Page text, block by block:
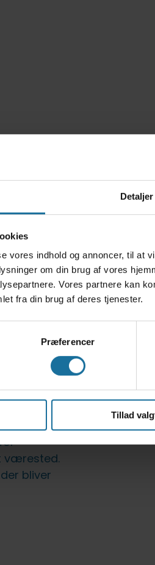
Detaljer
vores indhold og annoncer, til at
om din brug af vores
Vores partnere kan
fra din brug af deres tjenester.
Præferencer
Tillad
i
holder
vi føler
ansvar
og er
vi
værested.
bliver